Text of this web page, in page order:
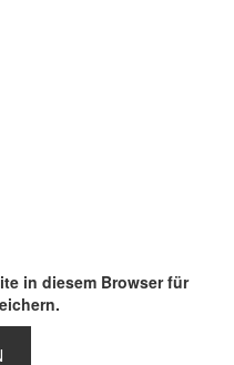
in diesem Browser für